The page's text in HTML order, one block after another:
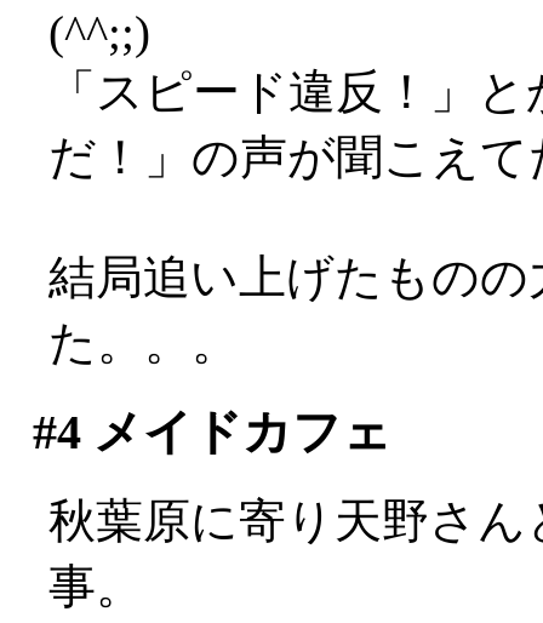
(^^;;)
「スピード違反！」
だ！」の声が聞こえ
結局追い上げたもの
た。。。
#4メイドカフェ
秋葉原に寄り天野さ
事。